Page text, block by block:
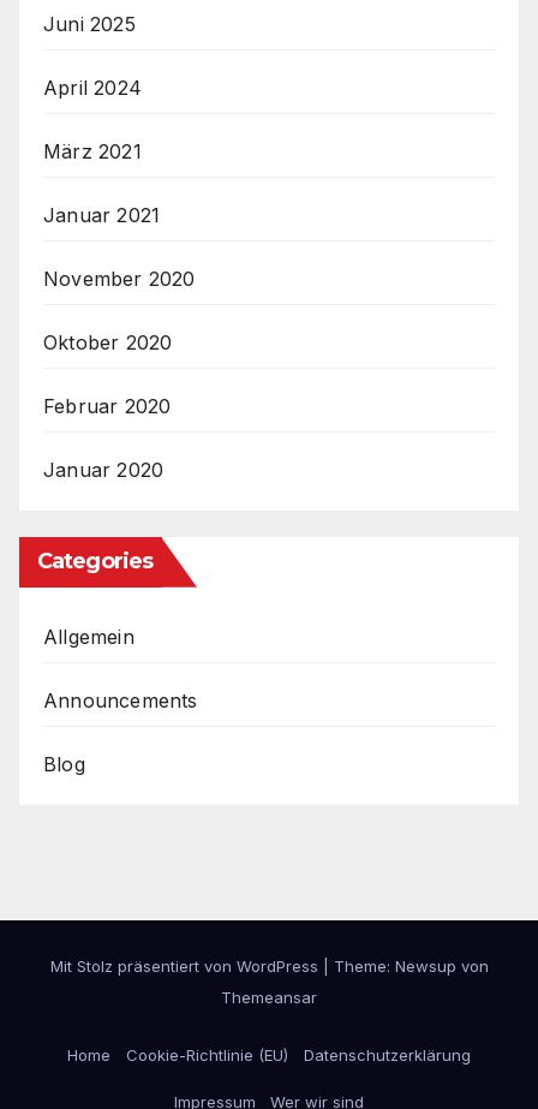
Juni 2025
April 2024
März 2021
Januar 2021
November 2020
Oktober 2020
Februar 2020
Januar 2020
Categories
Allgemein
Announcements
Blog
Mit Stolz präsentiert von WordPress
Theme: Newsup von
Themeansar
Home Cookie-Richtlinie (EU) Datenschutzerklärung
Impressum Wer wir sind